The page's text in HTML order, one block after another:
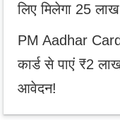
लिए मिलेगा 25
PM Aadhar
कार्ड से पाएं ₹2
आवेदन!